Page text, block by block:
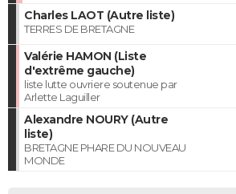
Charles LAOT (Autre liste)
TERRES DE BRETAGNE
Valérie HAMON (Liste
d'extrême gauche)
liste lutte ouvriere soutenue par
Arlette Laguiller
Alexandre NOURY (Autre
liste)
BRETAGNE PHARE DU NOUVEAU
MONDE